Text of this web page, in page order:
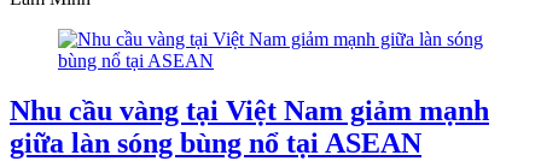
Nhu cầu vàng tại Việt Nam giảm mạnh
giữa làn sóng bùng nổ tại ASEAN